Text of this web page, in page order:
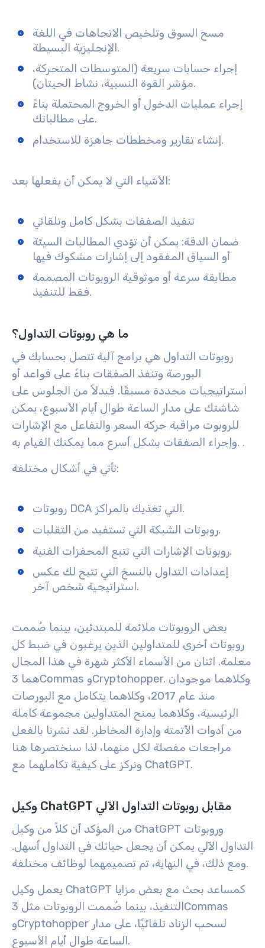
مسح السوق وتلخيص الاتجاهات في اللغة
الإنجليزية البسيطة.
إجراء حسابات سريعة (المتوسطات المتحركة،
مؤشر القوة النسبية، نشاط الحيتان).
إجراء عمليات الدخول أو الخروج المحتملة بناءً
على مطالباتك.
إنشاء تقارير ومخططات جاهزة للاستخدام.
الأشياء التي لا يمكن أن يفعلها بعد:
تنفيذ الصفقات بشكل كامل وتلقائي
ضمان الدقة: يمكن أن تؤدي المطالبات السيئة
أو السياق المفقود إلى إشارات مشكوك فيها
مطابقة سرعة أو موثوقية الروبوتات المصممة
فقط للتنفيذ.
ما هي روبوتات التداول؟
روبوتات التداول هي برامج آلية تتصل بحسابك في
البورصة وتنفذ الصفقات بناءً على قواعد أو
استراتيجيات محددة مسبقًا. فبدلاً من الجلوس على
شاشتك على مدار الساعة طوال أيام الأسبوع، يمكن
للروبوت مراقبة حركة السعر والتفاعل مع الإشارات
وإجراء الصفقات بشكل أسرع مما يمكنك القيام به. .
تأتي في أشكال مختلفة:
روبوتات DCA التي تغذيك بالمراكز.
روبوتات الشبكة التي تستفيد من التقلبات.
روبوتات الإشارات التي تتبع المحفزات الفنية.
إعدادات التداول بالنسخ التي تتيح لك عكس
استراتيجية شخص آخر.
بعض الروبوتات ملائمة للمبتدئين، بينما صُممت
روبوتات أخرى للمتداولين الذين يرغبون في ضبط كل
معلمة. اثنان من الأسماء الأكثر شهرة في هذا المجال
هما 3Commas وCryptohopper. وكلاهما موجودان
منذ عام 2017، وكلاهما يتكامل مع البورصات
الرئيسية، وكلاهما يمنح المتداولين مجموعة كاملة
من أدوات الأتمتة وإدارة المخاطر. لقد نشرنا بالفعل
مراجعات مفصلة لكل منهما، لذا سنختصرها هنا
ونركز على كيفية تكاملهما مع ChatGPT.
وكيل ChatGPT مقابل روبوتات التداول الآلي
من المؤكد أن كلاً من وكيل ChatGPT وروبوتات
التداول الآلي يمكن أن يجعل حياتك في التداول أسهل.
ومع ذلك، في النهاية، تم تصميمهما لوظائف مختلفة.
يعمل وكيل ChatGPT كمساعد بحث مع بعض مزايا
التنفيذ، بينما صُممت الروبوتات مثل 3Commas
وCryptohopper لسحب الزناد تلقائيًا، على مدار
الساعة طوال أيام الأسبوع.